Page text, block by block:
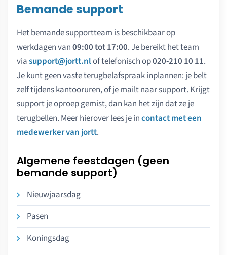
Bemande support
Het bemande supportteam is beschikbaar op
werkdagen van09:00 tot 17:00. Je bereikt het team
viasupport@jortt.nlof telefonisch op020-210 10 11.
Je kunt geen vaste terugbelafspraak inplannen: je belt
zelf tijdens kantooruren, of je mailt naar support. Krijgt
support je oproep gemist, dan kan het zijn dat ze je
terugbellen. Meer hierover lees je incontact met een
medewerker van jortt.
Algemene feestdagen (geen
bemande support)
Nieuwjaarsdag
Pasen
Koningsdag